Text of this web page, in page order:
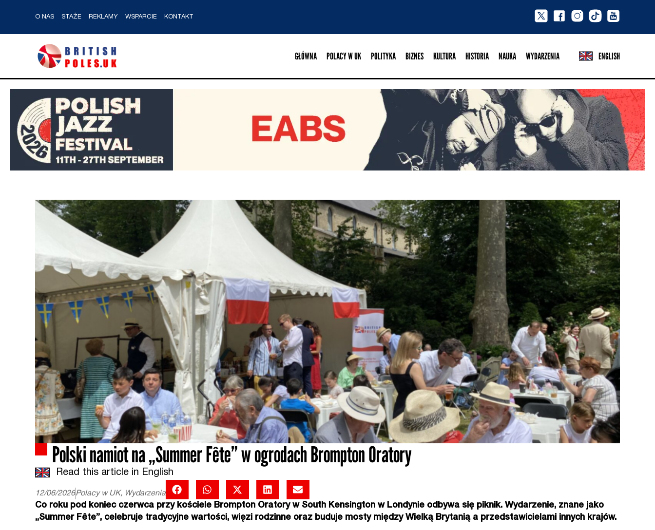
O NAS STAŻE REKLAMY WSPARCIE KONTAKT
GŁÓWNA POLACY W UK POLITYKA BIZNES KULTURA HISTORIA NAUKA WYDARZENIA ENGLISH
Polski namiot na „Summer Fête” w ogrodach Brompton Oratory
Read this article in English
12/06/2026Polacy w UK, Wydarzenia
Co roku pod koniec czerwca przy kościele Brompton Oratory w South Kensington w Londynie odbywa się piknik. Wydarzenie, znane jako
„Summer Fête”, celebruje tradycyjne wartości, więzi rodzinne oraz buduje mosty między Wielką Brytanią a przedstawicielami innych krajów.